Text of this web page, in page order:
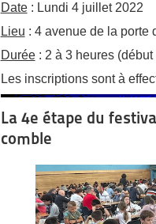
Date: Lundi 4 juillet 2022
Lieu : 4 avenue de la porte
Durée: 2 à 3 heures (début
Les inscriptions sont à
La 4e étape du
comble